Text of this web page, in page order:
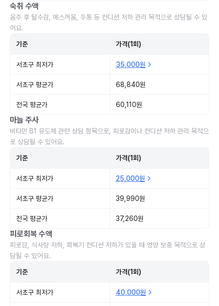
숙취 수액
음주 후 탈수감, 메스꺼움, 두통 등 컨디션 저하 관리 목적으로 상담될 수 있
어요.
기준 가격(1회)
서초구 최저가 35,000원
서초구 평균가 68,840원
전국 평균가 60,110원
마늘 주사
비타민 B1 유도체 관련 상담 항목으로, 피로감이나 컨디션 저하 관리 목적으
로 상담될 수 있어요.
기준 가격(1회)
서초구 최저가 25,000원
서초구 평균가 39,990원
전국 평균가 37,260원
피로회복 수액
피로감, 식사량 저하, 회복기 컨디션 저하가 있을 때 영양 보충 목적으로 상
담될 수 있어요.
기준 가격(1회)
서초구 최저가 40,000원